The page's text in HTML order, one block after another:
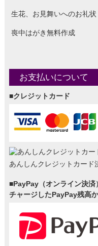
生花、お見舞いへのお礼状
喪中はがき無料作成
お支払いについて
■クレジットカード
あんしんクレジットカード
■PayPay（オンライン決済）
チャージしたPayPay残高